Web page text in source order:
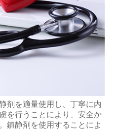
剤を適量使用し、丁寧に内
を行うことにより、安全か
鎮静剤を使用することによ